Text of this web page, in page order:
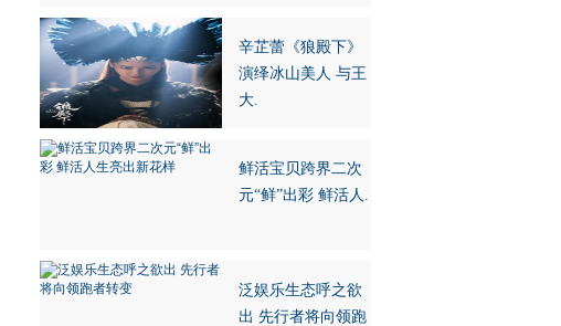
辛芷蕾《狼殿下》
演绎冰山美人 与王
大.
鲜活宝贝跨界二次
元“鲜”出彩 鲜活人.
泛娱乐生态呼之欲
出 先行者将向领跑